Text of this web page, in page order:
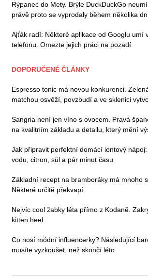
Rýpanec do Mety. Brýle DuckDuckGo
právě proto se vyprodaly během několika
Ajťák radí: Některé aplikace od Googlu umí
telefonu. Omezte jejich práci na pozadí
DOPORUČENÉ ČLÁNKY
Espresso tonic má novou konkurenci.
matchou osvěží, povzbudí a ve sklenici
Sangria není jen víno s ovocem. Pravá
na kvalitním základu a detailu, který mění
Jak připravit perfektní domácí iontový
vodu, citron, sůl a pár minut času
Základní recept na bramboráky má mnoho
Některé určitě překvapí
Nejvíc cool žabky léta přímo z Kodaně.
kitten heel
Co nosí módní influencerky? Následující
musíte vyzkoušet, než skončí léto